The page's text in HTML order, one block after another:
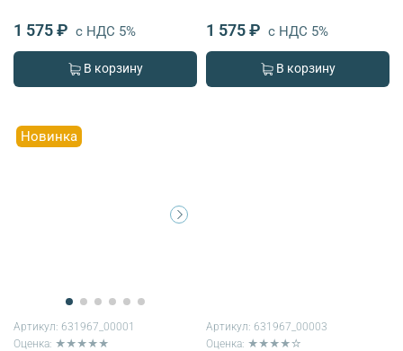
1 575 ₽ с НДС 5%
В корзину
1 575 ₽ с НДС 5%
В корзину
Новинка
Артикул: 631967_00001
Оценка: ★★★★★
Артикул: 631967_00003
Оценка: ★★★★☆